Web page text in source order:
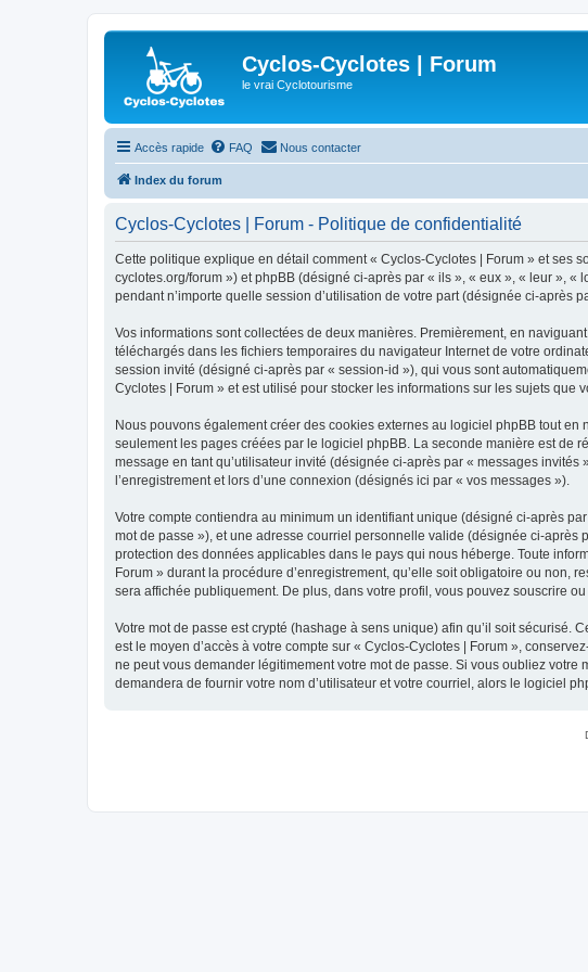
Cyclos-Cyclotes | Forum
le vrai Cyclotourisme
Accès rapide FAQ Nous contacter
Index du forum
Cyclos-Cyclotes | Forum - Politique de confidentialité
Cette politique explique en détail comment « Cyclos-Cyclotes | Forum » et ses
cyclotes.org/forum ») et phpBB (désigné ci-après par « ils », « eux », « leur »,
pendant n’importe quelle session d’utilisation de votre part (désignée ci-après
Vos informations sont collectées de deux manières. Premièrement, en
téléchargés dans les fichiers temporaires du navigateur Internet de votre
session invité (désigné ci-après par « session-id »), qui vous sont
Cyclotes | Forum » et est utilisé pour stocker les informations sur les sujets que
Nous pouvons également créer des cookies externes au logiciel phpBB tout
seulement les pages créées par le logiciel phpBB. La seconde manière est de
message en tant qu’utilisateur invité (désignée ci-après par « messages
l’enregistrement et lors d’une connexion (désignés ici par « vos messages »).
Votre compte contiendra au minimum un identifiant unique (désigné ci-après
mot de passe »), et une adresse courriel personnelle valide (désignée ci-après
protection des données applicables dans le pays qui nous héberge. Toute
Forum » durant la procédure d’enregistrement, qu’elle soit obligatoire ou non,
sera affichée publiquement. De plus, dans votre profil, vous pouvez souscrire
Votre mot de passe est crypté (hashage à sens unique) afin qu’il soit sécurisé.
est le moyen d’accès à votre compte sur « Cyclos-Cyclotes | Forum »,
ne peut vous demander légitimement votre mot de passe. Si vous oubliez
demandera de fournir votre nom d’utilisateur et votre courriel, alors le logiciel